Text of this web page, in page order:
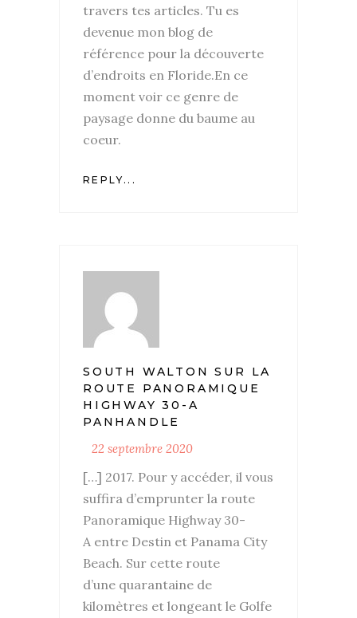
travers tes articles. Tu es
devenue mon blog de
référence pour la découverte
d’endroits en Floride.En ce
moment voir ce genre de
paysage donne du baume au
coeur.
REPLY...
SOUTH WALTON SUR LA
ROUTE PANORAMIQUE
HIGHWAY 30-A
PANHANDLE
22 septembre 2020
[…] 2017. Pour y accéder, il vous
suffira d’emprunter la route
Panoramique Highway 30-
A entre Destin et Panama City
Beach. Sur cette route
d’une quarantaine de
kilomètres et longeant le Golfe